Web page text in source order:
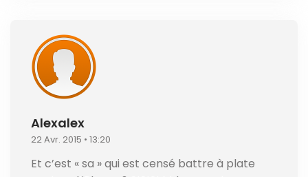
Alexalex
22 Avr. 2015 • 13:20
Et c’est « sa » qui est censé battre à plate